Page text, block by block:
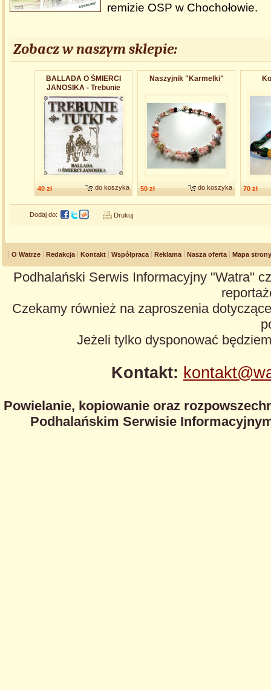
remizie OSP w Chochołowie.
Zobacz w naszym sklepie:
BALLADA O ŚMIERCI
JANOSIKA - Trebunie
Tutki
40 zł do koszyka
Naszyjnik "Karmelki"
50 zł do koszyka 70 zł
Dodaj do: Drukuj
O Watrze Redakcja Kontakt Współpraca Reklama Nasza oferta Mapa strony
Podhalański Serwis Informacyjny "Watra"
Czekamy również na zaproszenia
Jeżeli tylko dysponować
Kontakt:
Powielanie, kopiowanie oraz
Podhalańskim Serwisie